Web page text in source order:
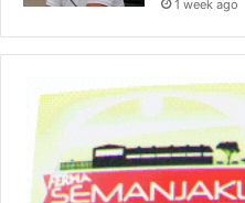
1 week ago